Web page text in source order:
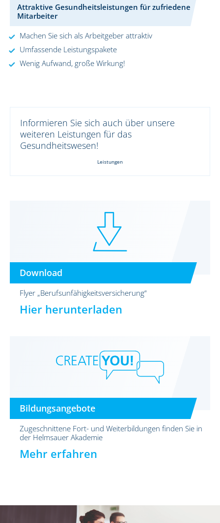
Attraktive Gesundheitsleistungen für zufriedene
Mitarbeiter
Machen Sie sich als Arbeitgeber attraktiv
Umfassende Leistungspakete
Wenig Aufwand, große Wirkung!
Informieren Sie sich auch über unsere
weiteren Leistungen für das
Gesundheitswesen!
Leistungen
Download
Flyer „Berufsunfähigkeitsversicherung“
Hier herunterladen
Bildungsangebote
Zugeschnittene Fort- und Weiterbildungen finden Sie in
der Helmsauer Akademie
Mehr erfahren